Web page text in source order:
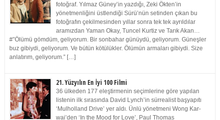
fotoğraf. Yılmaz Güney’in yazdığı, Zeki Ökten’in
yönetmenliğini üstlendiği Sürü’nün setinden çıkan bu
fotoğrafın çekilmesinden yıllar sonra tek tek ayrıldılar
aramızdan Yaman Okay, Tuncel Kurtiz ve Tarık Akan…
#”Ölümü gömdüm, geliyorum. Bir sonbahar günüydü, geliyorum. Güneşler
buz gibiydi, geliyorum. Ve bütün kötülükler. Ölümün armaları gibiydi. Size
anlatırım, geliyorum.” […]
21. Yüzyılın En İyi 100 Filmi
36 ülkeden 177 eleştirmenin seçimlerine göre yapılan
listenin ilk sırasında David Lynch’in sürrealist başyapıtı
‘Mulholland Drive’ yer aldı. Ünlü yönetmeni Wong Kar-
wai’den ‘In the Mood for Love’, Paul Thomas